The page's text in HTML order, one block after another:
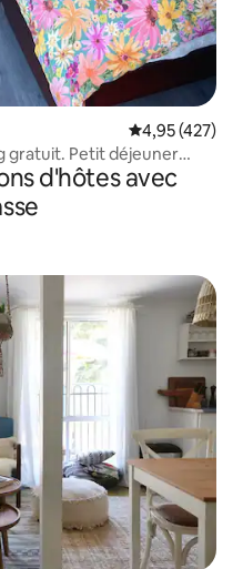
Évaluation
4,95 (427)
gratuit. Petit déjeuner
d'hôtes avec